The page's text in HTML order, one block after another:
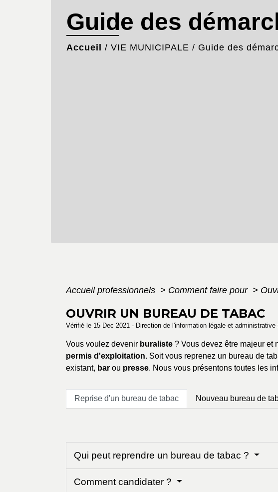
Guide des
Accueil / VIE MUNICIPALE / Guide des
Accueil professionnels > Comment faire pour >
OUVRIR UN BUREAU DE TABAC
Vérifié le 15 Dec 2021 - Direction de l'information légale et
Vous voulez devenir buraliste ? Vous devez être majeur et
permis d'exploitation. Soit vous reprenez un bureau de
existant, bar ou presse. Nous vous présentons toutes les
Reprise d'un bureau de tabac Nouveau bureau de
Qui peut reprendre un bureau de tabac ?
Comment candidater ?